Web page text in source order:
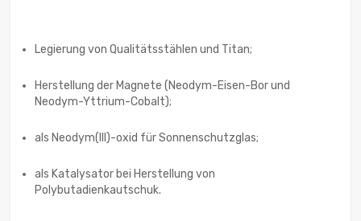
Legierung von Qualitätsstählen und Titan;
Herstellung der Magnete (Neodym-Eisen-Bor und
Neodym-Yttrium-Cobalt);
als Neodym(III)-oxid für Sonnenschutzglas;
als Katalysator bei Herstellung von
Polybutadienkautschuk.